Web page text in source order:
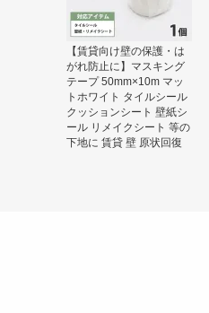
【賃貸向け壁の保護・は
がれ防止に】マスキング
テープ 50mm×10m マッ
トホワイト タイルシール
クッションシート 壁紙シ
ール リメイクシート 等の
下地に 賃貸 壁 原状回復